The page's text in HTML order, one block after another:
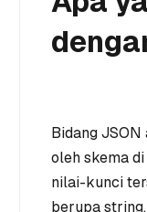
Bidang
oleh skema
nilai-kunci
berupa